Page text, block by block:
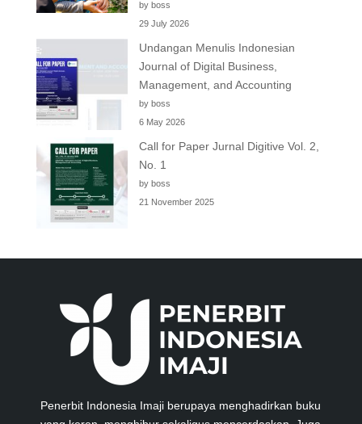
by boss
29 July 2026
Undangan Menulis Indonesian
Journal of Digital Business,
Management, and Accounting
by boss
6 May 2026
Call for Paper Jurnal Digitive Vol. 2,
No. 1
by boss
21 November 2025
Penerbit Indonesia Imaji berupaya menghadirkan buku